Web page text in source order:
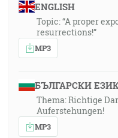
ENGLISH
Topic: “A proper
resurrections!”
MP3
БЪЛГАРСКИ
Thema: Richtige
Auferstehungen!
MP3